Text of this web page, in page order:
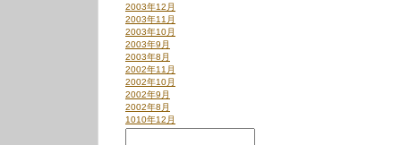
2003年12月
2003年11月
2003年10月
2003年9月
2003年8月
2002年11月
2002年10月
2002年9月
2002年8月
1010年12月